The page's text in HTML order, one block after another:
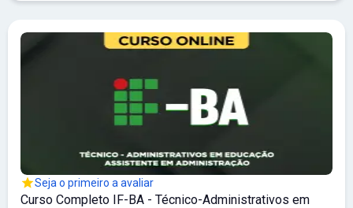
Seja o primeiro a avaliar
Curso Completo IF-BA - Técnico-Administrativos em